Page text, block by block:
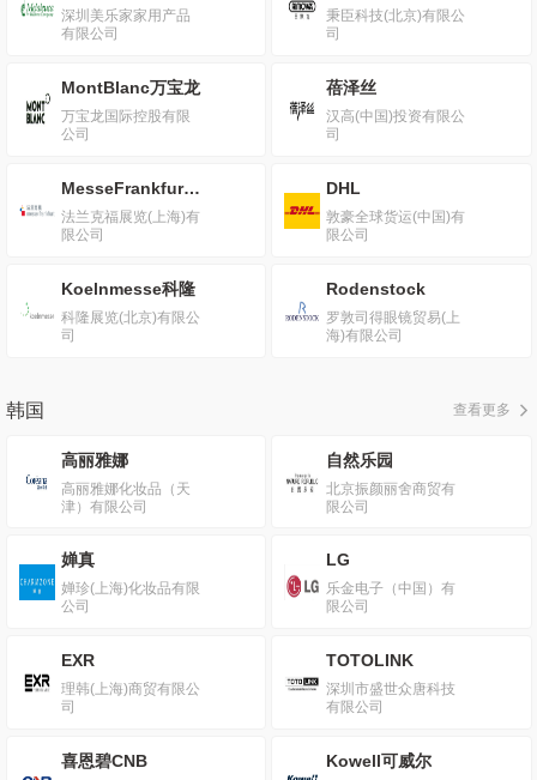
深圳美乐家家用产品
有限公司
秉臣科技(北京)有限公
司
MontBlanc万宝龙
万宝龙国际控股有限
公司
蓓泽丝
汉高(中国)投资有限公
司
MesseFrankfurt法兰克福
法兰克福展览(上海)有
限公司
DHL
敦豪全球货运(中国)有
限公司
Koelnmesse科隆
科隆展览(北京)有限公
司
Rodenstock
罗敦司得眼镜贸易(上
海)有限公司
韩国 查看更多
高丽雅娜
高丽雅娜化妆品（天
津）有限公司
自然乐园
北京振颜丽舍商贸有
限公司
婵真
婵珍(上海)化妆品有限
公司
LG
乐金电子（中国）有
限公司
EXR
理韩(上海)商贸有限公
司
TOTOLINK
深圳市盛世众唐科技
有限公司
喜恩碧CNB Kowell可威尔